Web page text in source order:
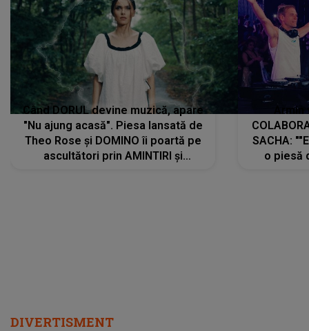
Când DORUL devine muzică, apare
"Nu ajung acasă". Piesa lansată de
Theo Rose și DOMINO îi poartă pe
ascultători prin AMINTIRI și
SACHA:
o piesă
DIVERTISMENT